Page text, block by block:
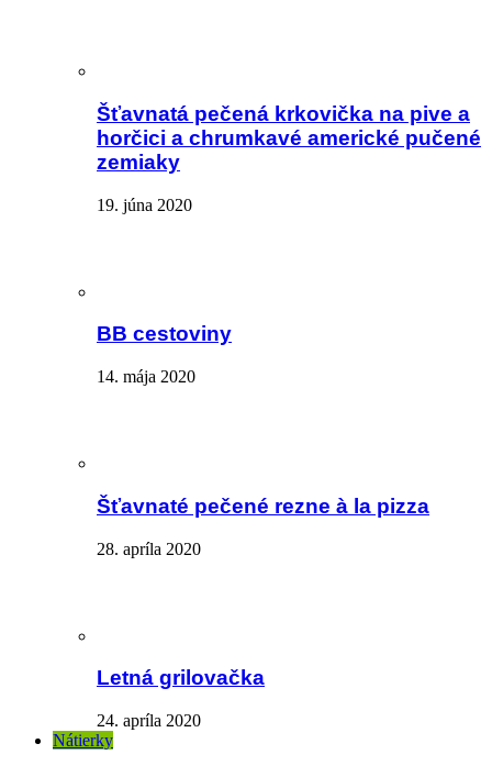
Šťavnatá pečená krkovička na pive a
horčici a chrumkavé americké pučené
zemiaky
19. júna 2020
BB cestoviny
14. mája 2020
Šťavnaté pečené rezne à la pizza
28. apríla 2020
Letná grilovačka
24. apríla 2020
Nátierky